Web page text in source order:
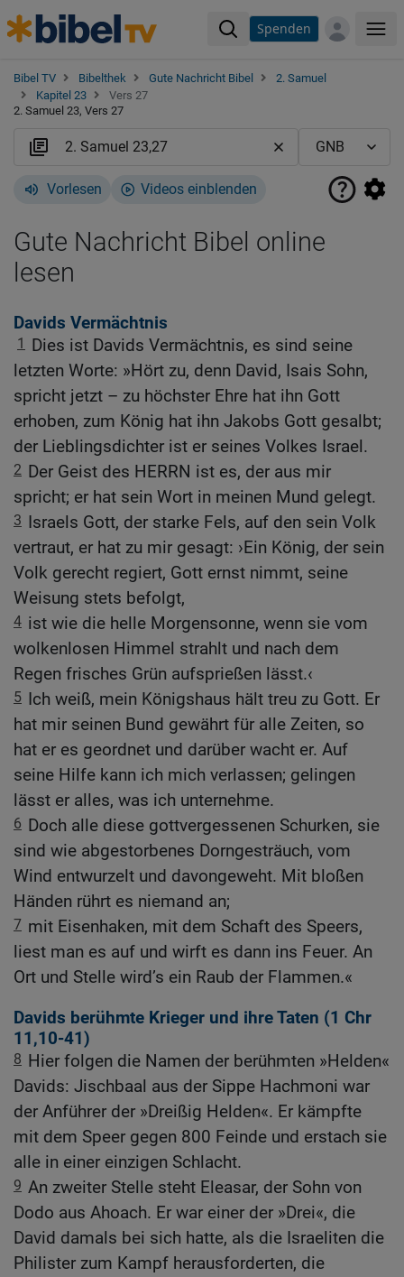
Spenden
Bibel TV Bibelthek Gute Nachricht Bibel
2. Samuel
Kapitel 23
Vers 27
2. Samuel 23, Vers 27
Vorlesen Videos einblenden
Gute Nachricht Bibel online
lesen
Davids Vermächtnis
1
Dies ist Davids Vermächtnis, es sind seine
letzten Worte: »Hört zu, denn David, Isais Sohn,
spricht jetzt – zu höchster Ehre hat ihn Gott
erhoben, zum König hat ihn Jakobs Gott gesalbt;
der Lieblingsdichter ist er seines Volkes Israel.
2 Der Geist des HERRN ist es, der aus mir
spricht; er hat sein Wort in meinen Mund gelegt.
3 Israels Gott, der starke Fels, auf den sein Volk
vertraut, er hat zu mir gesagt: ›Ein König, der sein
Volk gerecht regiert, Gott ernst nimmt, seine
Weisung stets befolgt,
4 ist wie die helle Morgensonne, wenn sie vom
wolkenlosen Himmel strahlt und nach dem
Regen frisches Grün aufsprießen lässt.‹
5 Ich weiß, mein Königshaus hält treu zu Gott. Er
hat mir seinen Bund gewährt für alle Zeiten, so
hat er es geordnet und darüber wacht er. Auf
seine Hilfe kann ich mich verlassen; gelingen
lässt er alles, was ich unternehme.
6 Doch alle diese gottvergessenen Schurken, sie
sind wie abgestorbenes Dorngesträuch, vom
Wind entwurzelt und davongeweht. Mit bloßen
Händen rührt es niemand an;
7 mit Eisenhaken, mit dem Schaft des Speers,
liest man es auf und wirft es dann ins Feuer. An
Ort und Stelle wird’s ein Raub der Flammen.«
Davids berühmte Krieger und ihre Taten (1 Chr
11,10-41)
8 Hier folgen die Namen der berühmten »Helden«
Davids: Jischbaal aus der Sippe Hachmoni war
der Anführer der »Dreißig Helden«. Er kämpfte
mit dem Speer gegen 800 Feinde und erstach sie
alle in einer einzigen Schlacht.
9 An zweiter Stelle steht Eleasar, der Sohn von
Dodo aus Ahoach. Er war einer der »Drei«, die
David damals bei sich hatte, als die Israeliten die
Philister zum Kampf herausforderten, die